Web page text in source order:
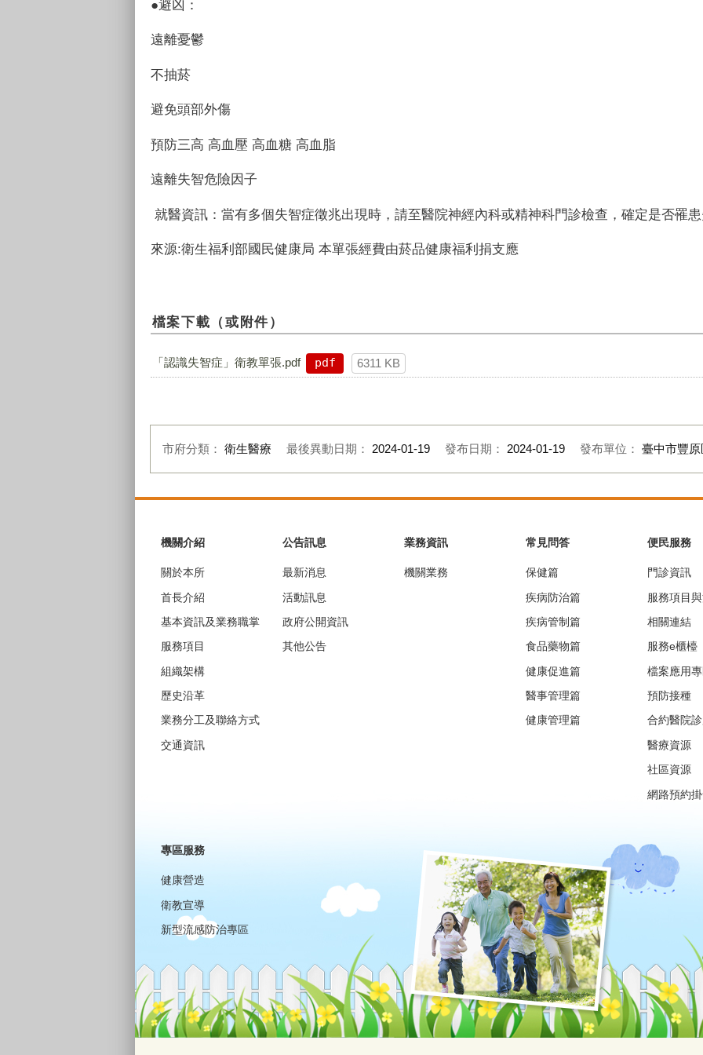
●避凶：
遠離憂鬱
不抽菸
避免頭部外傷
預防三高 高血壓 高血糖 高血脂
遠離失智危險因子
就醫資訊：當有多個失智症徵兆出現時，請至醫院神經內科或精神科門診檢查，確定是否罹
來源:衛生福利部國民健康局 本單張經費由菸品健康福利捐支應
檔案下載（或附件）
「認識失智症」衛教單張.pdf pdf 6311 KB
市府分類： 衛生醫療 最後異動日期： 2024-01-19 發布日期： 2024-01-19 發布單位： 臺中市豐
機關介紹
關於本所
首長介紹
基本資訊及業務職掌
服務項目
組織架構
歷史沿革
業務分工及聯絡方式
交通資訊
公告訊息
最新消息
活動訊息
政府公開資訊
其他公告
業務資訊
機關業務
常見問答
保健篇
疾病防治篇
疾病管制篇
食品藥物篇
健康促進篇
醫事管理篇
健康管理篇
便民服務
門診資訊
服務項目
相關連結
服務e櫃檯
檔案應用
預防接種
合約醫院
醫療資源
社區資源
網路預約
專區服務
健康營造
衛教宣導
新型流感防治專區